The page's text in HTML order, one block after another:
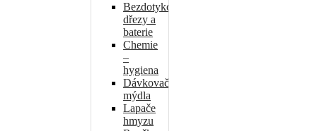
Bezdotykové
dřezy a
baterie
Chemie
–
hygiena
Dávkovače
mýdla
Lapače
hmyzu